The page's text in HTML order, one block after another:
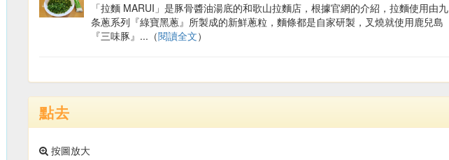
「拉麵 MARUI」是豚骨醬油湯底的和歌山拉麵店，根據官網的介紹，拉麵使用由九
条蔥系列『綠寶黑蔥』所製成的新鮮蔥粒，麵條都是自家研製，叉燒就使用鹿兒島
『三味豚』...（閱讀全文）
點去
按圖放大